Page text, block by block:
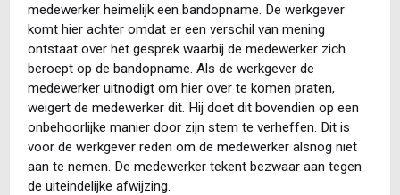
medewerker heimelijk een bandopname. De werkgever
komt hier achter omdat er een verschil van mening
ontstaat over het gesprek waarbij de medewerker zich
beroept op de bandopname. Als de werkgever de
medewerker uitnodigt om hier over te komen praten,
weigert de medewerker dit. Hij doet dit bovendien op een
onbehoorlijke manier door zijn stem te verheffen. Dit is
voor de werkgever reden om de medewerker alsnog niet
aan te nemen. De medewerker tekent bezwaar aan tegen
de uiteindelijke afwijzing.